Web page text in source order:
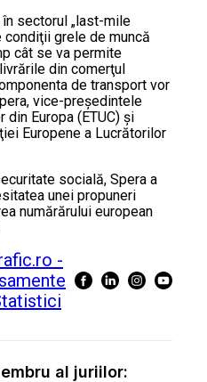
sectorul „last-mile
grele de muncă
cât se va permite
din comerţul
de transport vor
vice-preşedintele
Europa (ETUC) şi
Europene a Lucrătorilor
socială, Spera a
unei propuneri
numărărului european
al juriilor: